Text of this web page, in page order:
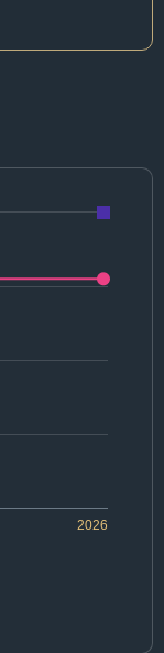
2026